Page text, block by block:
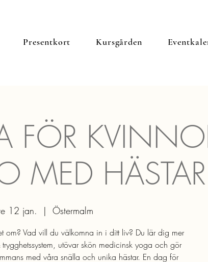
Presentkort Kursgården
FÖR
MED HÄSTAR
12 jan.
  |
Östermalm
om? Vad vill du välkomna in i ditt liv? Du lär dig mer
trygghetssystem, utövar skön medicinsk yoga och gör
med våra snälla och unika hästar. En dag för